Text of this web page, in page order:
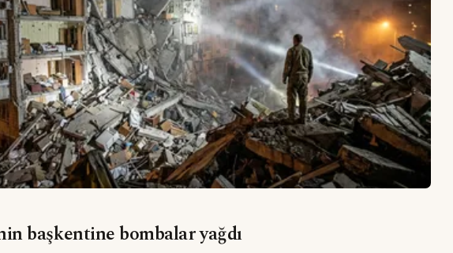
başkentine bombalar yağdı